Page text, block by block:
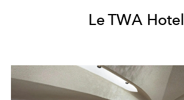
Le TWA Hotel